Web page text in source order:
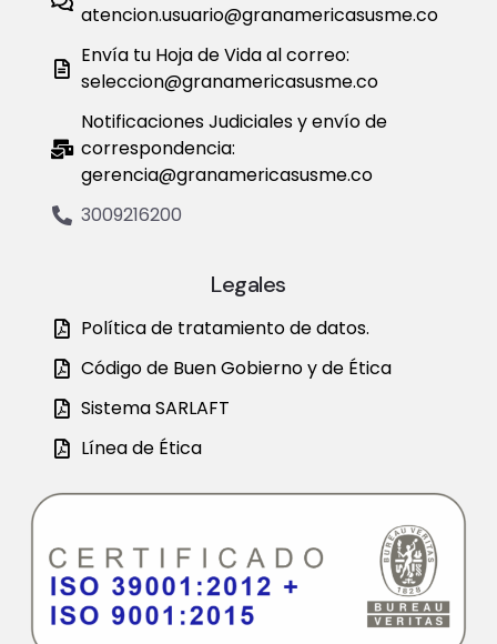
atencion.usuario@granamericasusme.co
Envía tu Hoja de Vida al correo:
seleccion@granamericasusme.co
Notificaciones Judiciales y envío de
correspondencia:
gerencia@granamericasusme.co
3009216200
Legales
Política de tratamiento de datos.
Código de Buen Gobierno y de Ética
Sistema SARLAFT
Línea de Ética